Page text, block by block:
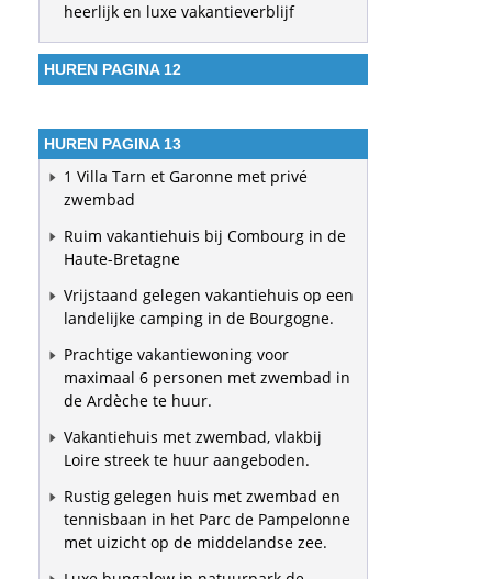
heerlijk en luxe vakantieverblijf
HUREN PAGINA 12
HUREN PAGINA 13
1 Villa Tarn et Garonne met privé
zwembad
Ruim vakantiehuis bij Combourg in de
Haute-Bretagne
Vrijstaand gelegen vakantiehuis op een
landelijke camping in de Bourgogne.
Prachtige vakantiewoning voor
maximaal 6 personen met zwembad in
de Ardèche te huur.
Vakantiehuis met zwembad, vlakbij
Loire streek te huur aangeboden.
Rustig gelegen huis met zwembad en
tennisbaan in het Parc de Pampelonne
met uizicht op de middelandse zee.